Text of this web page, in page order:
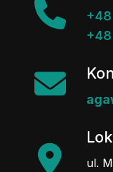
+48
ul.